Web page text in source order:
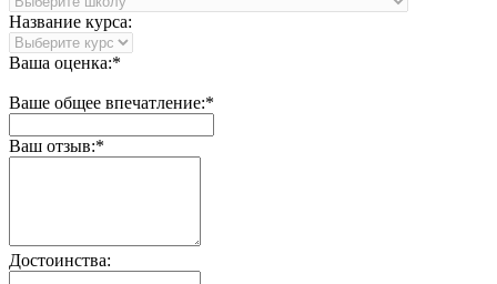
Название курса:
Ваша оценка:*
Ваше общее впечатление:*
Ваш отзыв:*
Достоинства: